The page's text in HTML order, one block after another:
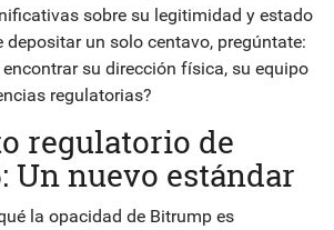
sobre su legitimidad y estado
depositar un solo centavo, pregúntate:
su dirección física, su equipo
regulatorias?
regulatorio de
Un nuevo estándar
la opacidad de Bitrump es